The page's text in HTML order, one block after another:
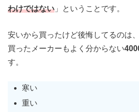
わけではない 」ということです。
安いから買ったけど後悔してるのは
買ったメーカーもよく分からない
す。
寒い
重い